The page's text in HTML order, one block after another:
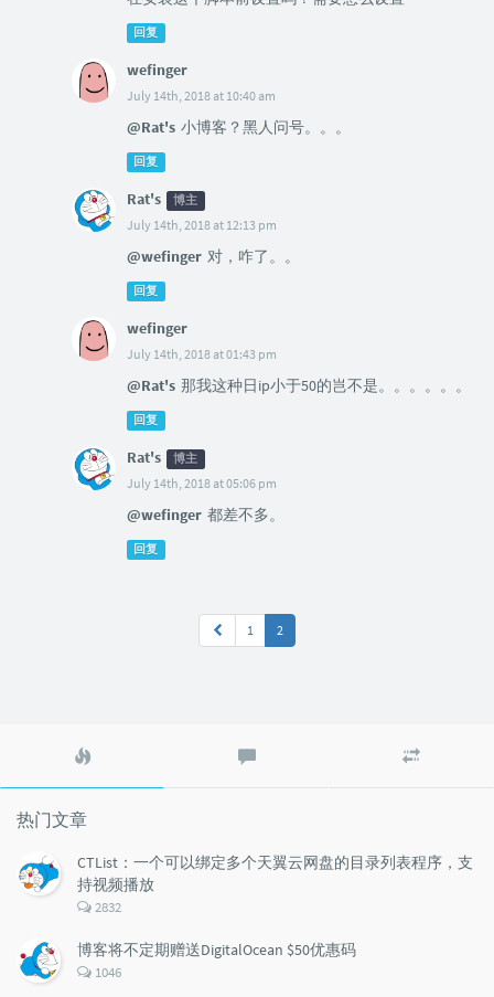
回复
wefinger
July 14th, 2018 at 10:40 am
@Rat's 小博客？黑人问号。。。
回复
Rat's 博主
July 14th, 2018 at 12:13 pm
@wefinger 对，咋了。。
回复
wefinger
July 14th, 2018 at 01:43 pm
@Rat's 那我这种日ip小于50的岂不是。。。。。。
回复
Rat's 博主
July 14th, 2018 at 05:06 pm
@wefinger 都差不多。
回复
1 2
文
评
文
热门文章
CTList：一个可以绑定多个天翼云网盘的目录列表程序，支
持视频播放
评
数：
2832
博客将不定期赠送DigitalOcean $50优惠码
评
1046